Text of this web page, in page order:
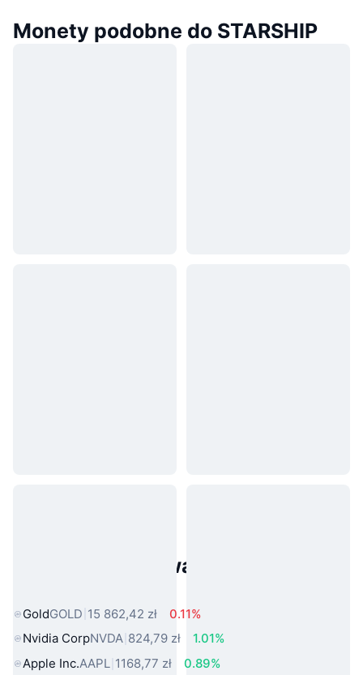
Monety podobne do STARSHIP
Popularne aktywa ze świata
GoldGOLD 15 862,42 zł
0.11%
Nvidia CorpNVDA 824,79 zł
1.01%
Apple Inc.AAPL 1168,77 zł 0.89%